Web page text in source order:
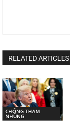
RELATED ARTICLES
CHỐNG THAM
NHŨNG